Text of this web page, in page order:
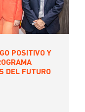
POSITIVO Y
DEL FUTURO